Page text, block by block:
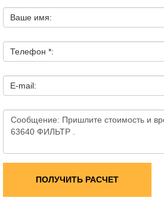
Ваше имя:
Телефон *:
E-mail:
ПОЛУЧИТЬ РАСЧЕТ